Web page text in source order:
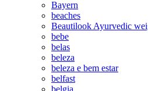
Bayern
beaches
Beautilook Ayurvedic
bebe
belas
beleza
beleza e bem estar
belfast
belgia